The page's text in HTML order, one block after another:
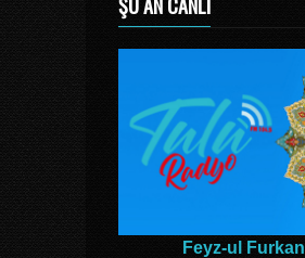
Feyz-ul Furkan